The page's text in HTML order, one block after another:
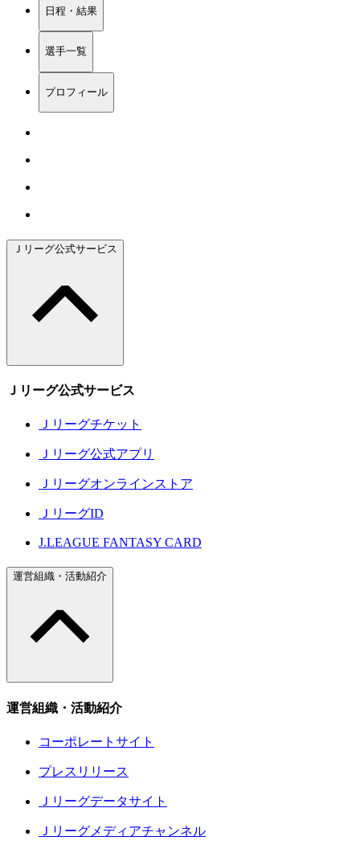
日程・結果
選手一覧
プロフィール
Ｊリーグ公式サービス
Ｊリーグ公式サービス
Ｊリーグチケット
Ｊリーグ公式アプリ
Ｊリーグオンラインストア
ＪリーグID
J.LEAGUE FANTASY CARD
運営組織・活動紹介
運営組織・活動紹介
コーポレートサイト
プレスリリース
Ｊリーグデータサイト
Ｊリーグメディアチャンネル